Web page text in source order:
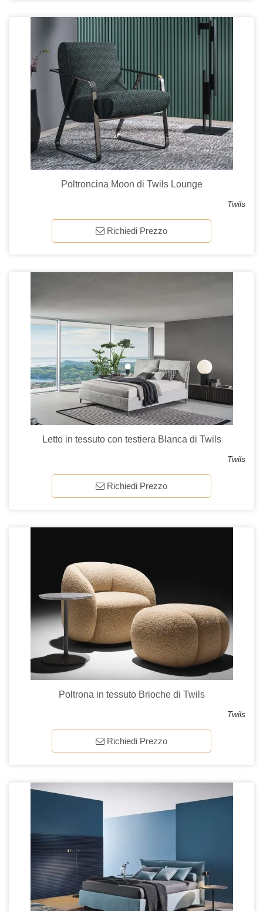
Poltroncina Moon di Twils Lounge
Twils
Richiedi Prezzo
Letto in tessuto con testiera Blanca di Twils
Twils
Richiedi Prezzo
Poltrona in tessuto Brioche di Twils
Twils
Richiedi Prezzo